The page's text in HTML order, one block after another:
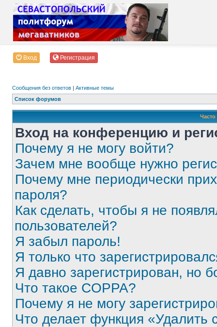
Вход Регистрация
Сообщения без ответов | Активные темы
Список форумов
Вход на конференцию и
Почему я не могу войти?
Зачем мне вообще нужно
Почему мне периодически
пароля?
Как сделать, чтобы я не
пользователей?
Я забыл пароль!
Я только что
Я давно зарегистрирован, но
Что такое COPPA?
Почему я не могу
Что делает функция «Удалить